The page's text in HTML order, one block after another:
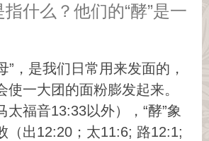
指什么？他们的“酵”是一
”，是我们日常用来发面的，
使一大团的面粉膨发起来。
太福音13:33以外），“酵”象
（出12:20；太11:6; 路12:1;